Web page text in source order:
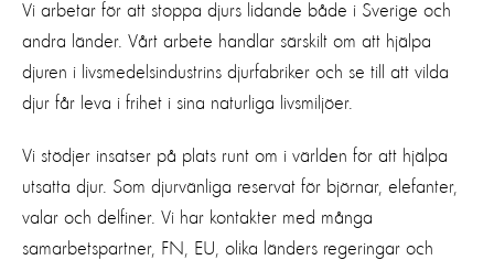
Vi arbetar för att stoppa djurs lidande både i Sverige och
andra länder. Vårt arbete handlar särskilt om att hjälpa
djuren i livsmedelsindustrins djurfabriker och se till att vilda
djur får leva i frihet i sina naturliga livsmiljöer.
Vi stödjer insatser på plats runt om i världen för att hjälpa
utsatta djur. Som djurvänliga reservat för björnar, elefanter,
valar och delfiner. Vi har kontakter med många
samarbetspartner, FN, EU, olika länders regeringar och